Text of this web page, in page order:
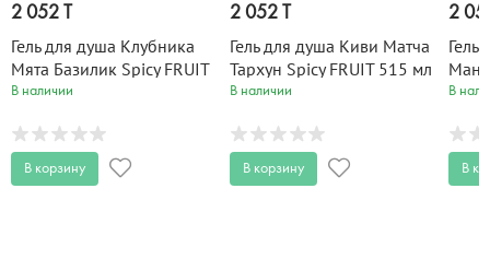
2 052 T
Гель для душа Клубника
Мята Базилик Spicy FRUIT
515 мл
В наличии
В корзину
2 052 T
Гель для душа Киви Матча
Тархун Spicy FRUIT 515 мл
В наличии
В корзину
2
Гель
515
В
В